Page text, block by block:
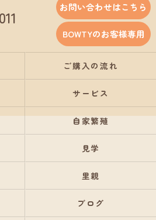
お問い合わせはこちら
BOWTYのお客様専用
ご購入の流れ
サービス
自家繁殖
見学
里親
ブログ